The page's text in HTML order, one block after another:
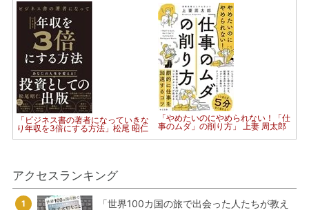
「ビジネス書の著者になっていきな
り年収を3倍にする方法」松尾 昭仁
「やめたいのにやめられない！「仕
事のムダ」の削り方」 上妻 周太郎
アクセスランキング
1
「世界100カ国の旅で出会った人たちが教え